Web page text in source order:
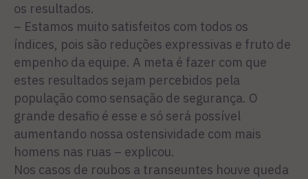
os resultados.
– Estamos muito satisfeitos com todos os
índices, pois são reduções expressivas e fruto de
empenho da equipe. A meta é fazer com que
estes resultados sejam percebidos pela
população como sensação de segurança. O
grande desafio é esse e só será possível
aumentando nossa ostensividade com mais
homens nas ruas – explicou.
Nos casos de roubos a transeuntes houve queda